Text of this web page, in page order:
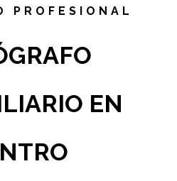
PROFESIONAL
EN